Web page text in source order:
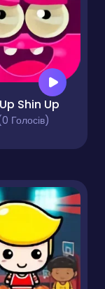
Shin Up
Голосів)